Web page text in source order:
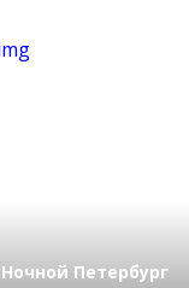
Ночной Петербург